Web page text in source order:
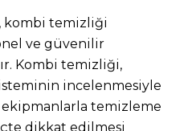
kombi temizliği
ve güvenilir
Kombi temizliği,
incelenmesiyle
ekipmanlarla temizleme
dikkat edilmesi